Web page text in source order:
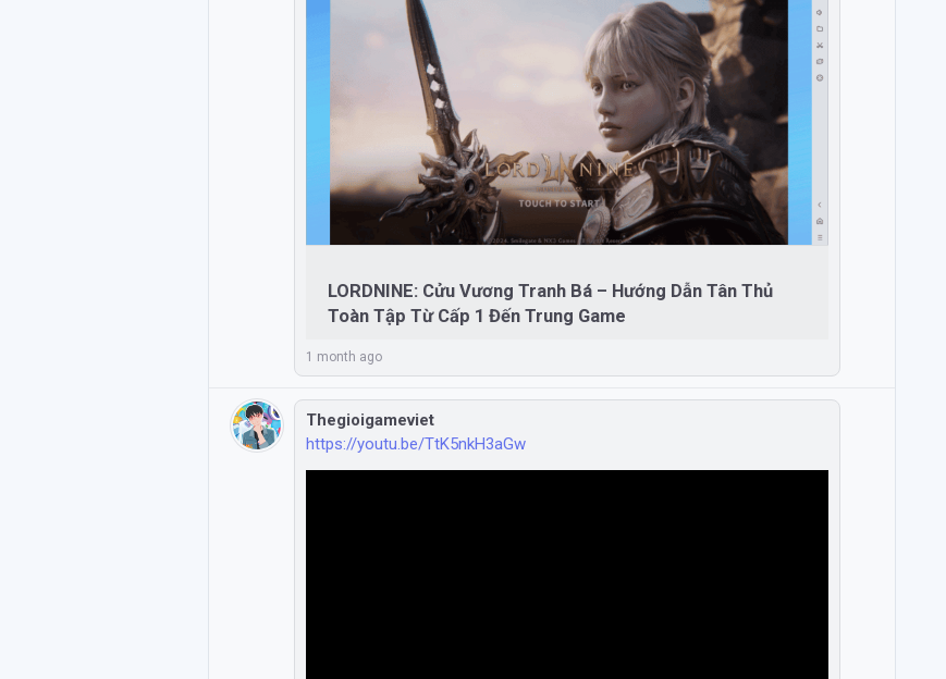
LORDNINE: Cửu Vương Tranh Bá – Hướng Dẫn Tân Thủ
Toàn Tập Từ Cấp 1 Đến Trung Game
1 month ago
Thegioigameviet
https://youtu.be/TtK5nkH3aGw